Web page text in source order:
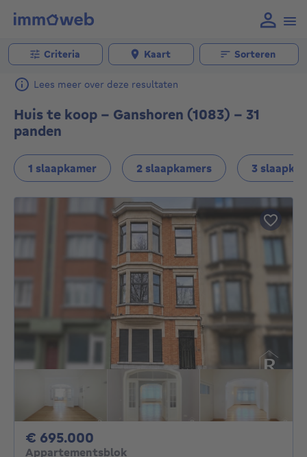
Criteria Kaart Sorteren
Lees meer over deze resultaten
Huis te koop - Ganshoren (1083) - 31
panden
1 slaapkamer 2 slaapkamers 3
€ 695.000
Appartementsblok